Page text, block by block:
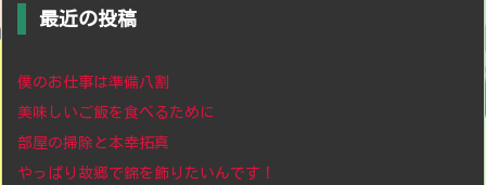
最近の投稿
僕のお仕事は準備八割
美味しいご飯を食べるために
部屋の掃除と本幸拓真
やっぱり故郷で錦を飾りたいんです！